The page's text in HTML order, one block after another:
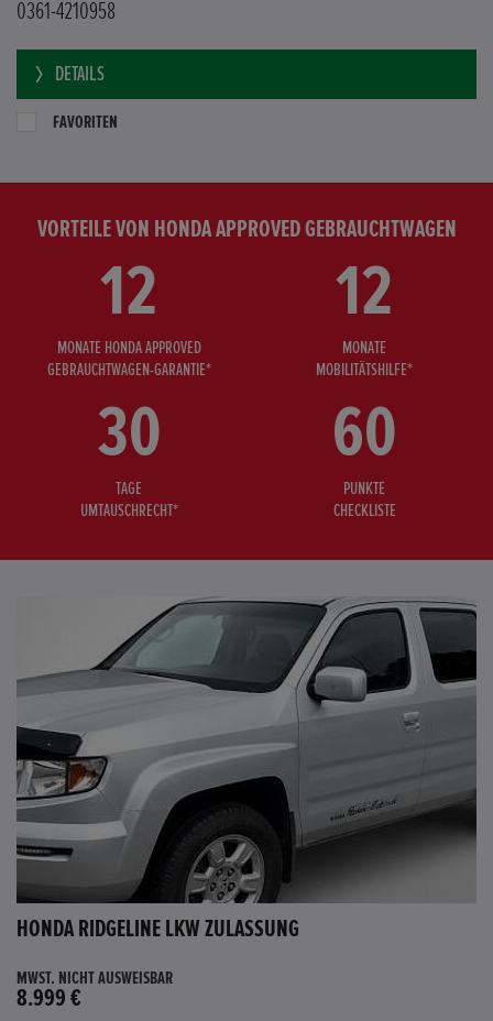
0361-4210958
DETAILS
FAVORITEN
VORTEILE VON HONDA APPROVED GEBRAUCHTWAGEN
12
MONATE HONDA APPROVED
GEBRAUCHTWAGEN-GARANTIE*
12
MONATE
MOBILITÄTSHILFE*
30
TAGE
UMTAUSCHRECHT*
60
PUNKTE
CHECKLISTE
HONDA RIDGELINE LKW ZULASSUNG
MWST. NICHT AUSWEISBAR
8.999 €